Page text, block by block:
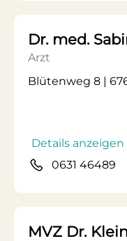
Dr. med.
Arzt
Blütenweg 8 |
Details anzeigen
0631 46489
MVZ Dr.